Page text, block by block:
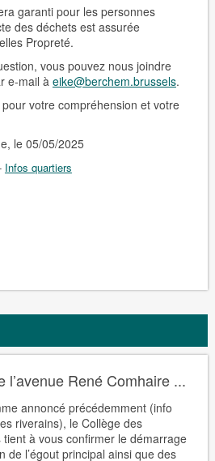
garanti pour les personnes
des déchets est assurée
Propreté.
vous pouvez nous joindre
e-mail à eike@berchem.brussels.
votre compréhension et votre
le 05/05/2025
Infos quartiers
l’avenue René Comhaire ...
annoncé précédemment (info
riverains), le Collège des
à vous confirmer le démarrage
de l’égout principal ainsi que des